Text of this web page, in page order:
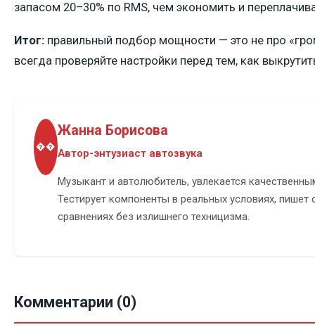
запасом 20–30% по RMS, чем экономить и
Итог: правильный подбор мощности — это не про
всегда проверяйте настройки перед тем, как
��
Жанна Борисова
Автор-энтузиаст автозвука
Музыкант и автолюбитель, увлекается
Тестирует компоненты в реальных условиях, пишет
сравнениях без излишнего техницизма.
Комментарии (0)